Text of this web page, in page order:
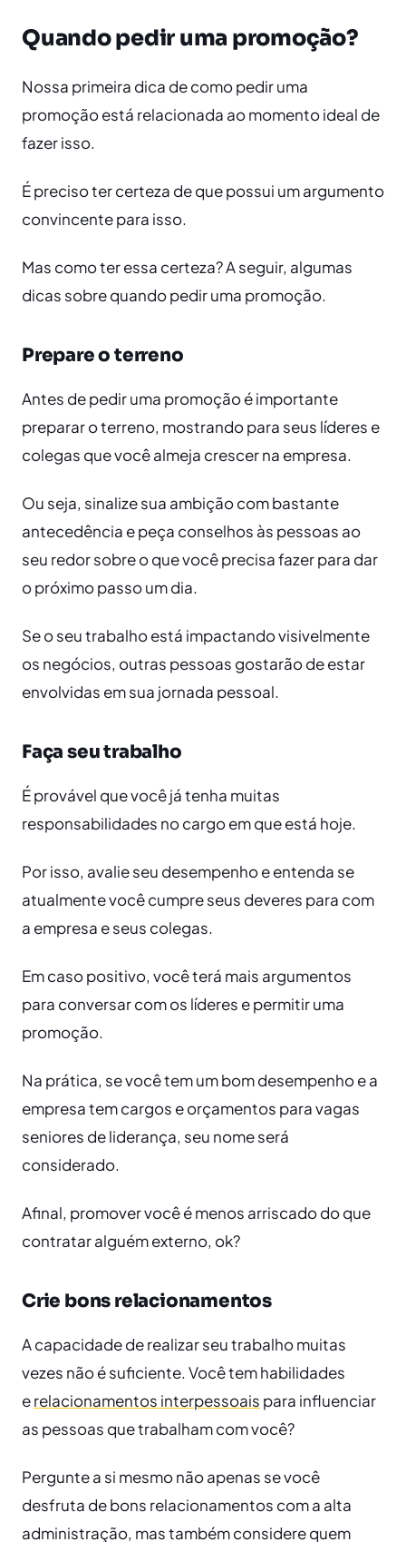
Quando pedir uma promoção?
Nossa primeira dica de como pedir uma
promoção está relacionada ao momento ideal de
fazer isso.
É preciso ter certeza de que possui um argumento
convincente para isso.
Mas como ter essa certeza? A seguir, algumas
dicas sobre quando pedir uma promoção.
Prepare o terreno
Antes de pedir uma promoção é importante
preparar o terreno, mostrando para seus líderes e
colegas que você almeja crescer na empresa.
Ou seja, sinalize sua ambição com bastante
antecedência e peça conselhos às pessoas ao
seu redor sobre o que você precisa fazer para dar
o próximo passo um dia.
Se o seu trabalho está impactando visivelmente
os negócios, outras pessoas gostarão de estar
envolvidas em sua jornada pessoal.
Faça seu trabalho
É provável que você já tenha muitas
responsabilidades no cargo em que está hoje.
Por isso, avalie seu desempenho e entenda se
atualmente você cumpre seus deveres para com
a empresa e seus colegas.
Em caso positivo, você terá mais argumentos
para conversar com os líderes e permitir uma
promoção.
Na prática, se você tem um bom desempenho e a
empresa tem cargos e orçamentos para vagas
seniores de liderança, seu nome será
considerado.
Afinal, promover você é menos arriscado do que
contratar alguém externo, ok?
Crie bons relacionamentos
A capacidade de realizar seu trabalho muitas
vezes não é suficiente. Você tem habilidades
erelacionamentos interpessoais para influenciar
as pessoas que trabalham com você?
Pergunte a si mesmo não apenas se você
desfruta de bons relacionamentos com a alta
administração, mas também considere quem